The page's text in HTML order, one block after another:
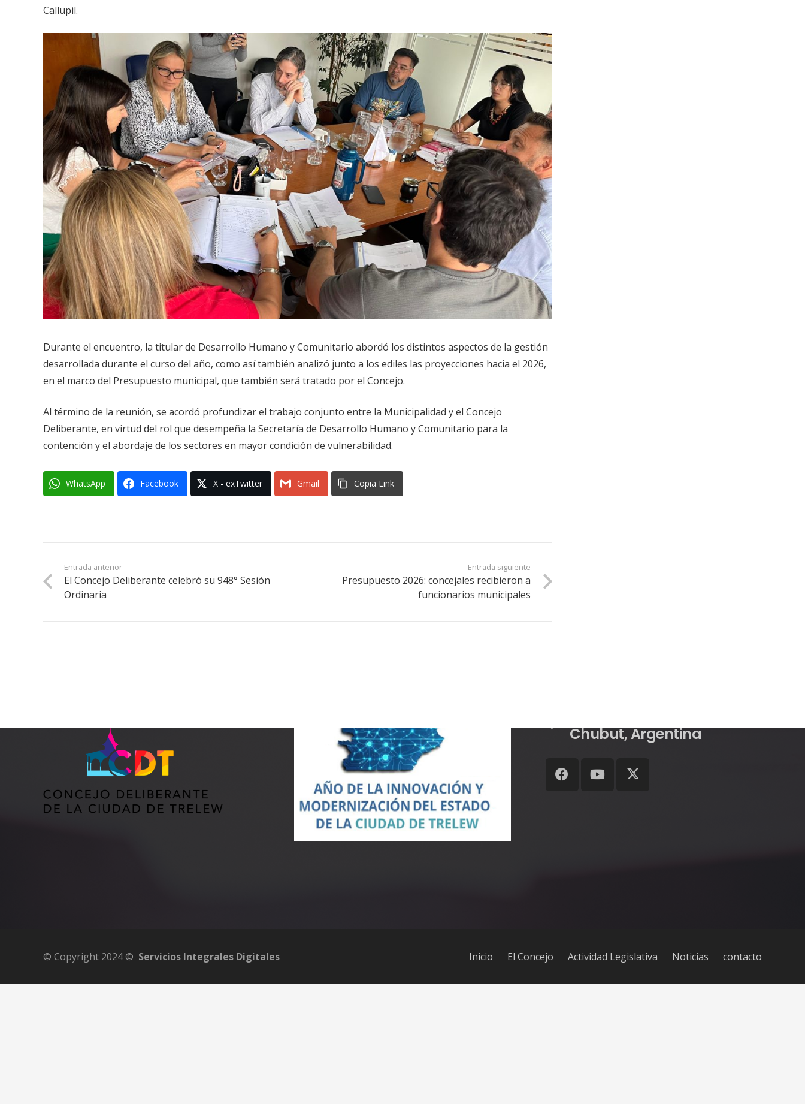
Callupil.
Durante el encuentro, la titular de Desarrollo Humano y Comunitario abordó los distintos aspectos de la gestión
desarrollada durante el curso del año, como así también analizó junto a los ediles las proyecciones hacia el 2026,
en el marco del Presupuesto municipal, que también será tratado por el Concejo.
Al término de la reunión, se acordó profundizar el trabajo conjunto entre la Municipalidad y el Concejo
Deliberante, en virtud del rol que desempeña la Secretaría de Desarrollo Humano y Comunitario para la
contención y el abordaje de los sectores en mayor condición de vulnerabilidad.
WhatsApp Facebook X - exTwitter Gmail Copia Link
Entrada anterior
El Concejo Deliberante celebró su 948° Sesión
Ordinaria
Entrada siguiente
Presupuesto 2026: concejales recibieron a
funcionarios municipales
Chubut, Argentina
© Copyright 2024 © Servicios Integrales Digitales Inicio El Concejo Actividad Legislativa Noticias contacto